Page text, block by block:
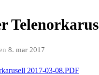
8. mar 2017
2017-03-08.PDF